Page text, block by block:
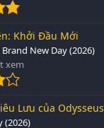
Khởi Đầu Mới
New Day (2026)
xem
Lưu của Odysseus
(2026)